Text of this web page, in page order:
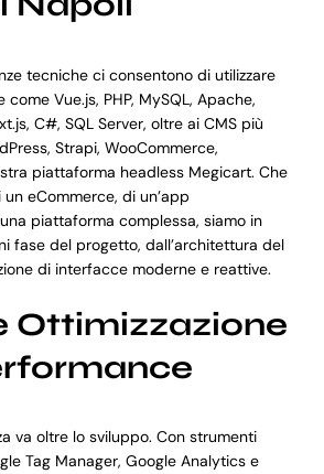
tecniche ci consentono di utilizzare
Vue.js, PHP, MySQL, Apache,
C#, SQL Server, oltre ai CMS più
Strapi, WooCommerce,
piattaforma headless Megicart. Che
eCommerce, di un’app
piattaforma complessa, siamo in
fase del progetto, dall’architettura del
di interfacce moderne e reattive.
Ottimizzazione
va oltre lo sviluppo. Con strumenti
Tag Manager, Google Analytics e